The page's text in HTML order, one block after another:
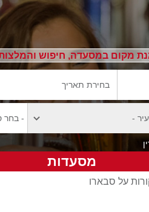
מקום במסעדה, חיפוש
מסעדות
על סבארו